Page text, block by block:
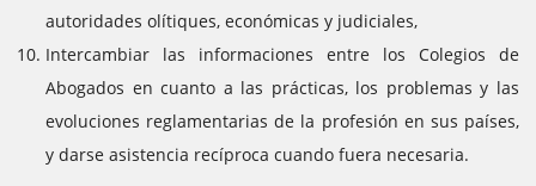
autoridades olítiques, económicas y judiciales,
Intercambiar las informaciones entre los Colegios de
Abogados en cuanto a las prácticas, los problemas y las
evoluciones reglamentarias de la profesión en sus países,
y darse asistencia recíproca cuando fuera necesaria.